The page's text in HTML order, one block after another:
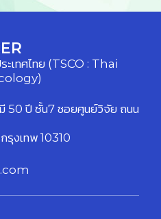
ะเทศไทย (TSCO : Thai
มี 50 ปี ชั้น7 ซอยศูนย์วิจัย ถนน
รุงเทพ 10310